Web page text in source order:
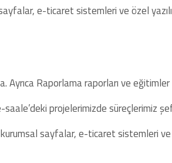
e-ticaret sistemleri ve özel
Ayrıca Raporlama raporları ve eğitimler
projelerimizde süreçlerimiz
sayfalar, e-ticaret sistemleri ve